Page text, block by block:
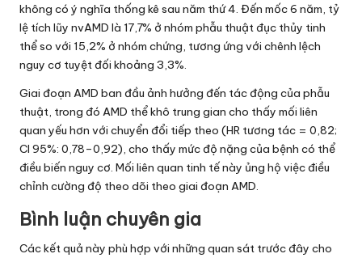
không có ý nghĩa thống kê sau năm thứ 4. Đến mốc 6 năm, tỷ
lệ tích lũy nvAMD là 17,7% ở nhóm phẫu thuật đục thủy tinh
thể so với 15,2% ở nhóm chứng, tương ứng với chênh lệch
nguy cơ tuyệt đối khoảng 3,3%.
Giai đoạn AMD ban đầu ảnh hưởng đến tác động của phẫu
thuật, trong đó AMD thể khô trung gian cho thấy mối liên
quan yếu hơn với chuyển đổi tiếp theo (HR tương tác = 0,82;
CI 95%: 0,78–0,92), cho thấy mức độ nặng của bệnh có thể
điều biến nguy cơ. Mối liên quan tinh tế này ủng hộ việc điều
chỉnh cường độ theo dõi theo giai đoạn AMD.
Bình luận chuyên gia
Các kết quả này phù hợp với những quan sát trước đây cho